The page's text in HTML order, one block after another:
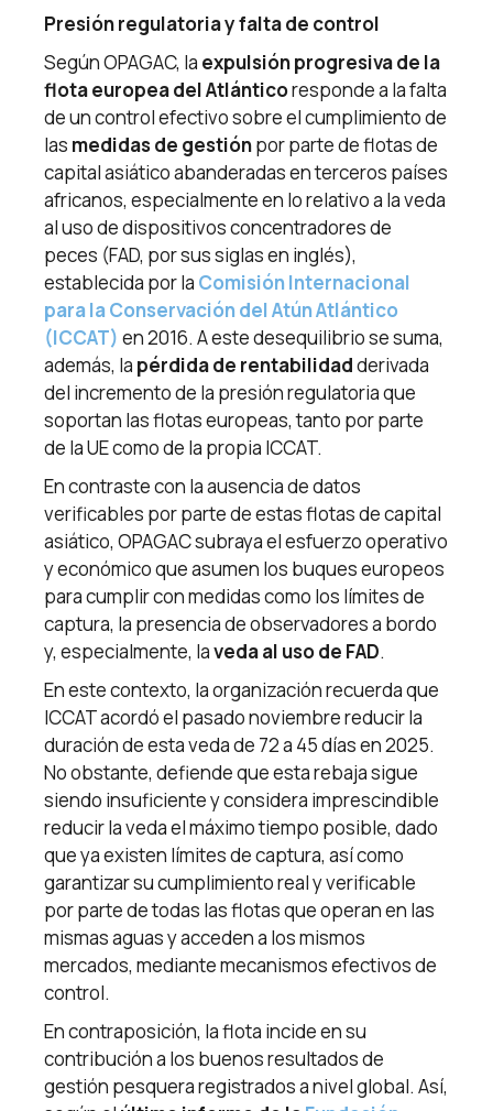
Presión regulatoria y falta de control
Según OPAGAC, la expulsión progresiva de la
flota europea del Atlánticoresponde a la falta
de un control efectivo sobre el cumplimiento de
las medidas de gestiónpor parte de flotas de
capital asiático abanderadas en terceros países
africanos, especialmente en lo relativo a la veda
al uso de dispositivos concentradores de
peces (FAD, por sus siglas en inglés),
establecida por la Comisión Internacional
para la Conservación del Atún Atlántico
(ICCAT) en 2016. A este desequilibrio se suma,
además, la pérdida de rentabilidadderivada
del incremento de la presión regulatoria que
soportan las flotas europeas, tanto por parte
de la UE como de la propia ICCAT.
En contraste con la ausencia de datos
verificables por parte de estas flotas de capital
asiático, OPAGAC subraya el esfuerzo operativo
y económico que asumen los buques europeos
para cumplir con medidas como los límites de
captura, la presencia de observadores a bordo
y, especialmente, laveda al uso de FAD.
En este contexto, la organización recuerda que
ICCAT acordó el pasado noviembre reducir la
duración de esta veda de 72 a 45 días en 2025.
No obstante, defiende que esta rebaja sigue
siendo insuficiente y considera imprescindible
reducir la veda el máximo tiempo posible, dado
que ya existen límites de captura, así como
garantizar su cumplimiento real y verificable
por parte de todas las flotas que operan en las
mismas aguas y acceden a los mismos
mercados, mediante mecanismos efectivos de
control.
En contraposición, la flota incide en su
contribución a los buenos resultados de
gestión pesquera registrados a nivel global. Así,